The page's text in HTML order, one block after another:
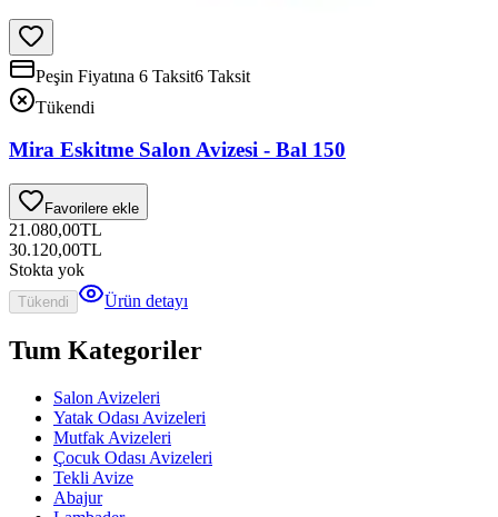
Peşin Fiyatına 6 Taksit6 Taksit
Tükendi
Mira Eskitme Salon Avizesi - Bal 150
Favorilere ekle
21.080,00TL
30.120,00TL
Stokta yok
Tükendi Ürün detayı
Tum Kategoriler
Salon Avizeleri
Yatak Odası Avizeleri
Mutfak Avizeleri
Çocuk Odası Avizeleri
Tekli Avize
Abajur